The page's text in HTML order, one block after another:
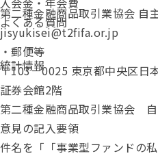
よくある質問
統計情報
第二種金融商品取引業協会 自
jisyukisei@t2fifa.or.jp
・郵便等
〒103－0025 東京都中央区
証券会館2階
第二種金融商品取引業協会
意見の記入要領
件名を「「事業型ファンドの